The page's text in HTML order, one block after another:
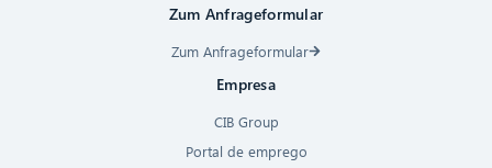
Zum Anfrageformular
Zum Anfrageformular
Empresa
CIB Group
Portal de emprego